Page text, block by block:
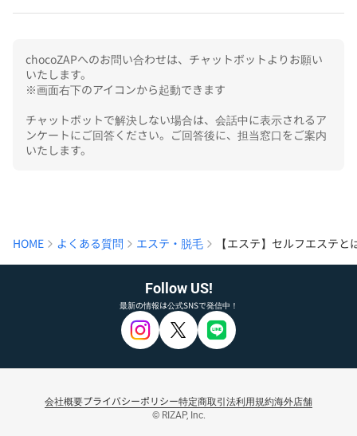
chocoZAPへのお問い合わせは、チャットボットよりお願い
いたします。
※画面右下のアイコンから起動できます
チャットボットで解決しない場合は、会話中に表示されるア
ンケートにご回答ください。ご回答後に、担当窓口をご案内
いたします。
HOME よくある質問 エステ・脱毛 【エステ】セルフエステ
Follow US!
最新の情報は公式SNSで発信中！
会社概要プライバシーポリシー特定商取引法利用規約海外店舗
© RIZAP, Inc.